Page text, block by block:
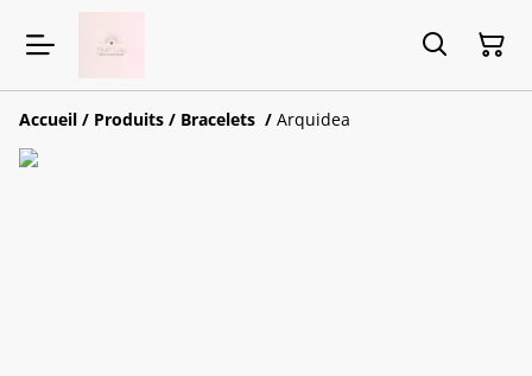
Accueil / Produits / Bracelets / Arquidea